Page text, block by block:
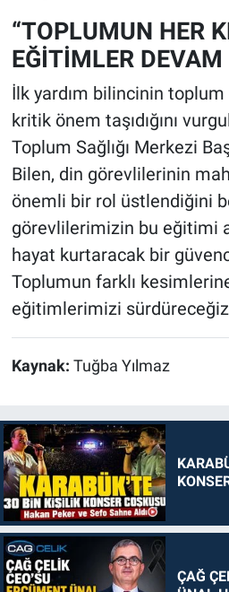
“TOPLUMUN HER
EĞİTİMLER DEVAM
İlk yardım bilincinin toplum
kritik önem taşıdığını
Toplum Sağlığı Merkezi
Bilen, din görevlilerinin
önemli bir rol üstlendiğini
görevlilerimizin bu eğitimi
hayat kurtaracak bir
Toplumun farklı
eğitimlerimizi
Kaynak: Tuğba Yılmaz
ÇAĞ